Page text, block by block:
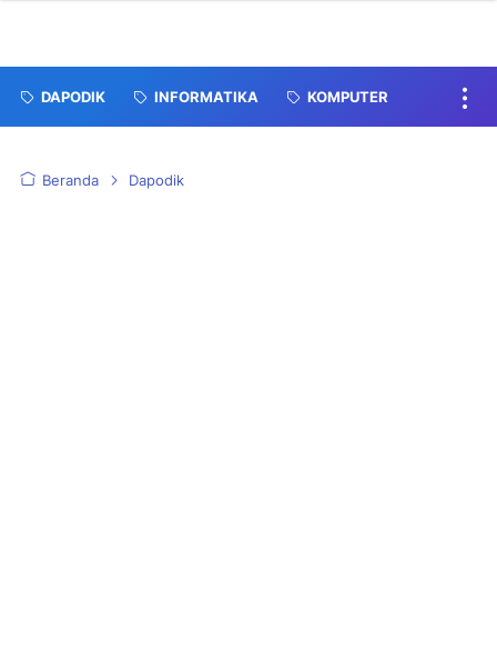
DAPODIK INFORMATIKA KOMPUTER
Beranda Dapodik